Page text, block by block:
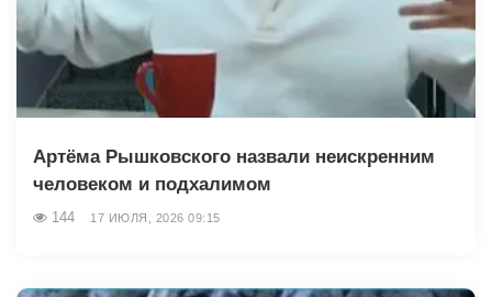
Артёма Рышковского назвали неискренним
человеком и подхалимом
144 17 ИЮЛЯ, 2026 09:15